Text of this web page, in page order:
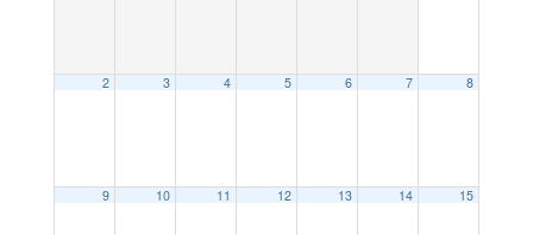
2 3 4 5 6 7 8
9 10 11 12 13 14 15